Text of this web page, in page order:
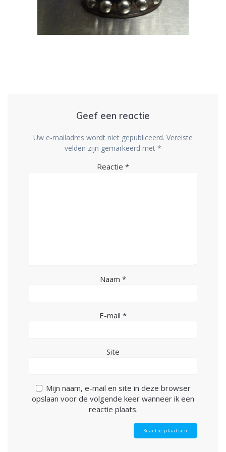
Geef een reactie
Uw e-mailadres wordt niet gepubliceerd. Vereiste
velden zijn gemarkeerd met *
Reactie *
Naam *
E-mail *
Site
Mijn naam, e-mail en site in deze browser
opslaan voor de volgende keer wanneer ik een
reactie plaats.